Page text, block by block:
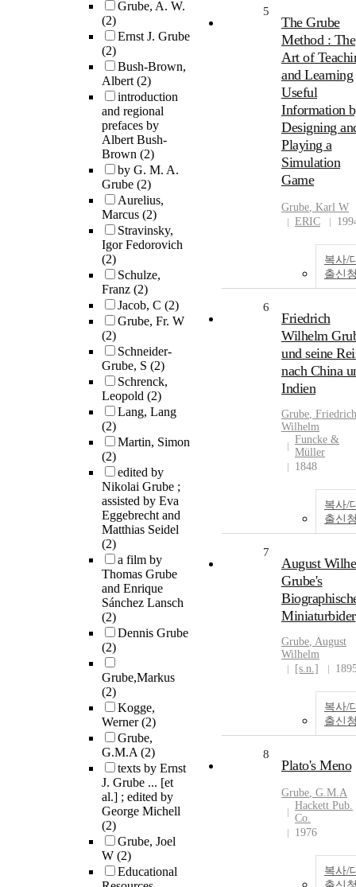
Grube, A. W.
(2)
Ernst J. Grube
(2)
Bush-Brown,
Albert(2)
introduction
and regional
prefaces by
Albert Bush-
Brown (2)
by G. M. A.
Grube (2)
Aurelius,
Marcus (2)
Stravinsky,
Igor Fedorovich
(2)
Schulze,
Franz (2)
Jacob, C (2)
Grube, Fr. W
(2)
Schneider-
Grube, S (2)
Schrenck,
Leopold (2)
Lang, Lang
(2)
Martin, Simon
(2)
edited by
Nikolai Grube ;
assisted by Eva
Eggebrecht and
Matthias Seidel
(2)
a film by
Thomas Grube
and Enrique
Sánchez Lansch
(2)
Dennis Grube
(2)
Grube,Markus
(2)
Kogge,
Werner(2)
Grube,
G.M.A(2)
texts by Ernst
J. Grube ... [et
al.] ; edited by
George Michell
(2)
Grube, Joel
W (2)
Educational
5
The Grube
Method : The
Art of
and Learning
Useful
Information
Designing
Playing a
Simulation
Game
Grube, Karl W
ERIC
복사/
출신
6
Friedrich
Wilhelm
und seine
nach China
Indien
Grube, Friedrich
Wilhelm
Funcke &
Müller
1848
복사/
출신
7
August
Grube's
Miniaturbider
Grube, August
Wilhelm
[s.n.]
복사/
출신
8
Plato's Meno
Grube, G.M.A
Hackett Pub.
Co.
1976
복사/